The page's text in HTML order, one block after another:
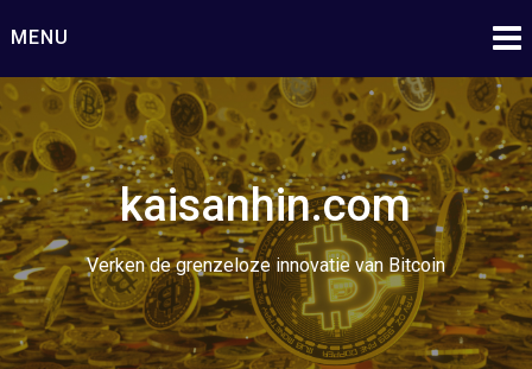
naar
inhoud
MENU
kaisanhin.com
Verken de grenzeloze innovatie van Bitcoin